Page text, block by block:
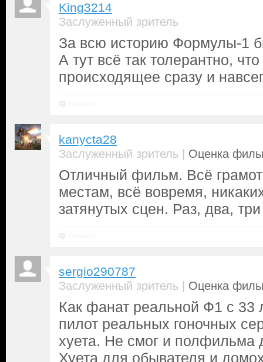
King3214
Заслуженный зритель
За всю историю Формулы-1
А тут всё так толерантно,
происходящее сразу и
kanycta28
Заслуженный зритель | Оценка
Отличный фильм. Всё
местам, всё вовремя,
затянутых сцен. Раз, два,
sergio290787
Заслуженный зритель | Оценка
Как фанат реальной Ф1 с 33
пилот реальных гоночных
хуета. Не смог и полфильма
Хуета для обывателя и